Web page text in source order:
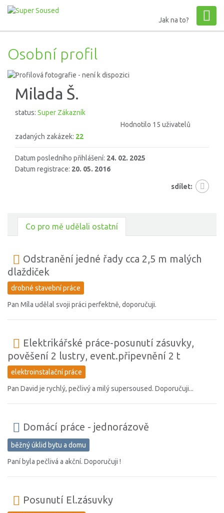
Jak na to?
Osobní profil
Milada Š.
status: Super Zákazník
Hodnotilo 15 uživatelů
zadaných zakázek: 22
Datum posledního přihlášení: 24. 02. 2025
Datum registrace: 20. 05. 2016
sdílet:
Co pro mě udělali ostatní
Odstranění jedné řady cca 2,5 m malých
dlaždiček
drobné stavební práce
Pan Míla udělal svoji práci perfektně, doporučuji.
Elektrikářské práce-posunutí zásuvky,
pověšení 2 lustry, event.připevnění 2 t
elektroinstalační práce
Pan David je rychlý, pečlivý a milý supersoused. Doporučuji...
Domácí práce - jednorázově
běžný úklid bytu a domu
Paní byla pečlivá a akční. Doporučuji !
Posunutí El.zásuvky